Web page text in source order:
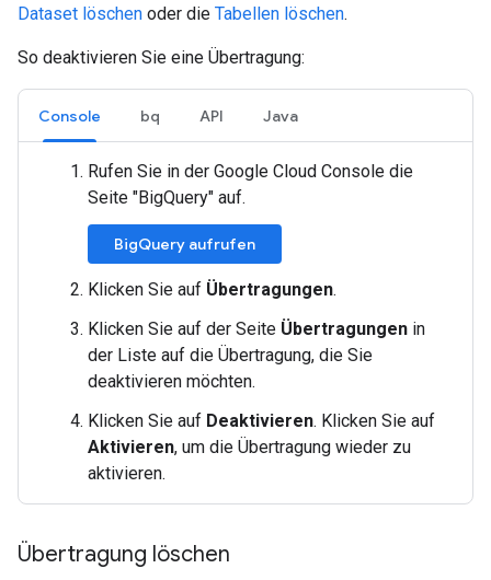
Dataset löschen oder die Tabellen löschen.
So deaktivieren Sie eine Übertragung:
Console bq API Java
Rufen Sie in der Google Cloud Console die
Seite "BigQuery" auf.
BigQuery aufrufen
Klicken Sie auf Übertragungen.
Klicken Sie auf der Seite Übertragungen in
der Liste auf die Übertragung, die Sie
deaktivieren möchten.
Klicken Sie auf Deaktivieren. Klicken Sie auf
Aktivieren, um die Übertragung wieder zu
aktivieren.
Übertragung löschen